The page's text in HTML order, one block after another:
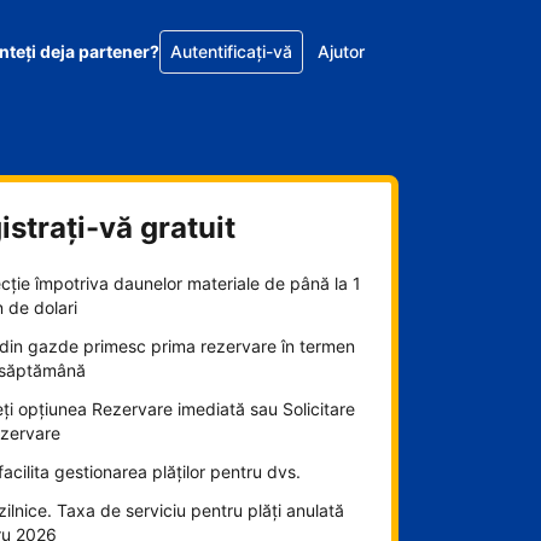
deja partener? Autentificați-vă Ajutor
vă gratuit
împotriva daunelor materiale de până la 1
de dolari
gazde primesc prima rezervare în termen
opțiunea Rezervare imediată sau Solicitare
gestionarea plăților pentru dvs.
Taxa de serviciu pentru plăți anulată
2026